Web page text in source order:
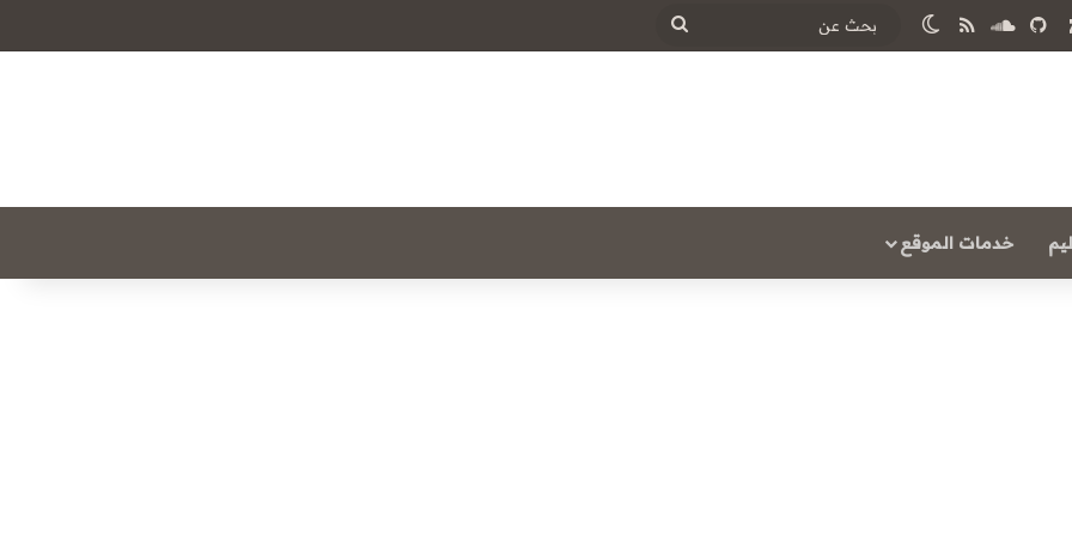
‏DeviantArt ساوند كلاود
ملخص الموقع RSS
الوضع المظلم
بحث
خدمات الموقع